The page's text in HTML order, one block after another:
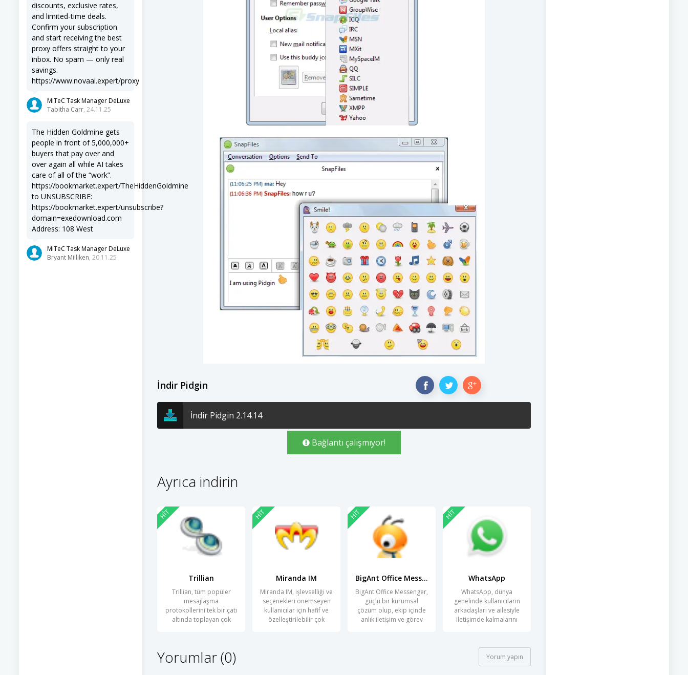
discounts, exclusive rates,
and limited-time deals.
Confirm your subscription
and start receiving the best
proxy offers straight to your
inbox. No spam — only real
savings.
https://www.novaai.expert/proxy
MiTeC Task Manager DeLuxe
Tabitha Carr, 24.11.25
The Hidden Goldmine gets
people in front of 5,000,000+
buyers that pay over and
over again all while AI takes
care of all of the “work”.
https://bookmarket.expert/TheHiddenGoldmine
to UNSUBSCRIBE:
https://bookmarket.expert/unsubscribe?
domain=exedownload.com
Address: 108 West
MiTeC Task Manager DeLuxe
Bryant Milliken, 20.11.25
İndir Pidgin
İndir Pidgin 2.14.14
Bağlantı çalışmıyor!
Ayrıca indirin
Trillian
Trillian, tüm popüler
mesajlaşma
protokollerini tek bir çatı
altında toplayan çok
HIT
Miranda IM
Miranda IM, işlevselliği ve
seçenekleri önemseyen
kullanıcılar için hafif ve
özelleştirilebilir çok
HIT
BigAnt Office Messenger
BigAnt Office Messenger,
güçlü bir kurumsal
çözüm olup, ekip içinde
anlık iletişim ve görev
HIT
WhatsApp
WhatsApp, dünya
genelinde kullanıcıların
arkadaşları ve ailesiyle
iletişimde kalmalarını
HIT
Yorumlar (0) Yorum yapın